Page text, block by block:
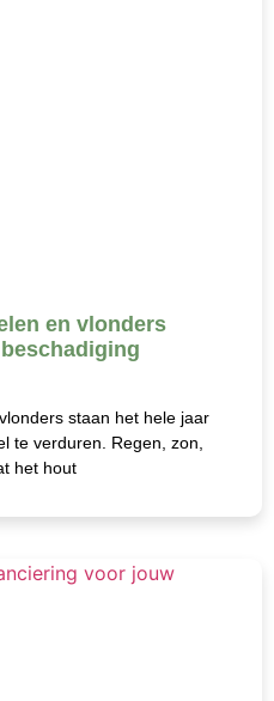
en vlonders
staan het hele jaar
te verduren. Regen, zon,
het hout